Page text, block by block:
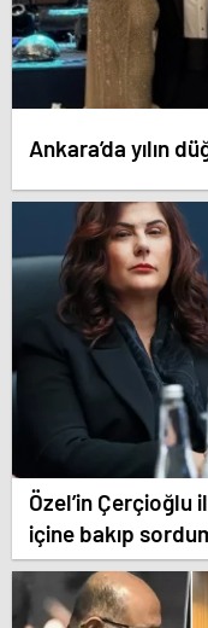
Ankara’da yılın
Özel’in Çerçioğlu
içine bakıp